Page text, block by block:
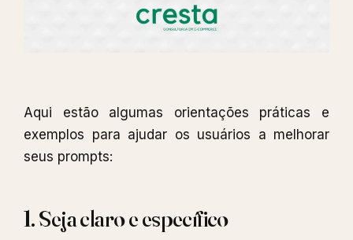
Aqui estão algumas orientações práticas e
exemplos para ajudar os usuários a melhorar
seus prompts:
1. Seja claro e específico